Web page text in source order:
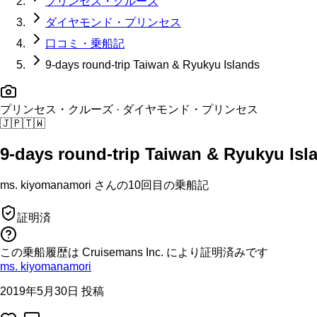
ダイヤモンド・プリンセス
口コミ・乗船記
9-days round-trip Taiwan & Ryukyu Islands
プリンセス・クルーズ · ダイヤモンド・プリンセス
🇯🇵🇹🇼
9-days round-trip Taiwan & Ryukyu
ms. kiyomanamori さんの10回目の乗船記
証明済
この乗船履歴は Cruisemans Inc. により証明済みです
ms. kiyomanamori
2019年5月30日 投稿